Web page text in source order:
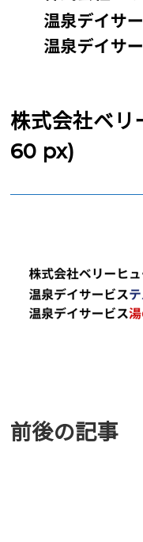
株式会社ベ
60 px)
前後の記事